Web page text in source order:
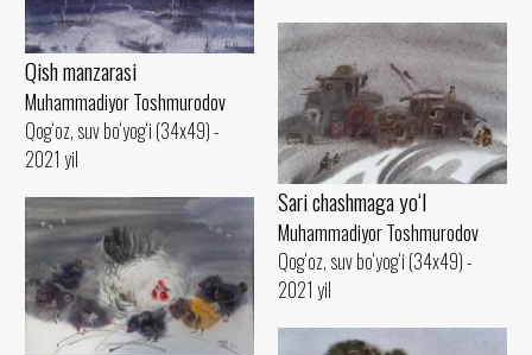
Qish manzarasi
Muhammadiyor Toshmurodov
Qog‘oz, suv bo‘yog‘i (34x49) -
2021 yil
Sari chashmaga yo‘l
Muhammadiyor Toshmurodov
Qog‘oz, suv bo‘yog‘i (34x49) -
2021 yil